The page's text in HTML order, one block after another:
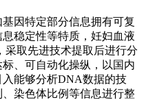
因特定部分信息拥有可复
稳定性等特质，妊妇血液
取先进技术提取后进行分
、可自动化操纵，以国内
能够分析DNA数据的技
染色体比例等信息进行整